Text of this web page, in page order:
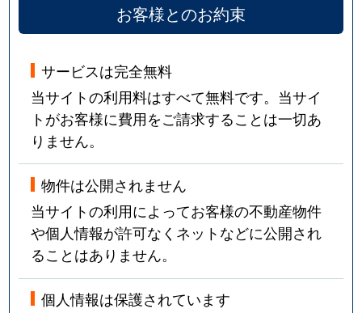
お客様とのお約束
サービスは完全無料
当サイトの利用料はすべて無料です。当サイ
トがお客様に費用をご請求することは一切あ
りません。
物件は公開されません
当サイトの利用によってお客様の不動産物件
や個人情報が許可なくネットなどに公開され
ることはありません。
個人情報は保護されています